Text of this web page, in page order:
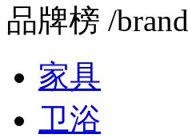
品牌榜 /brand
家具
卫浴